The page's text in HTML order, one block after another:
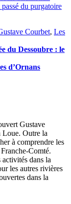
du purgatoire
Courbet, Les
du Dessoubre : le
d’Ornans
Gustave
Loue. Outre la
à comprendre les
Comté.
dans la
les autres rivières
dans la